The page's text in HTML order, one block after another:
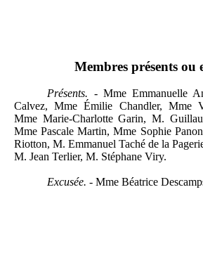
Membres présents ou
Présents. - Mme Emmanuelle
Calvez, Mme Émilie Chandler, Mme
Mme Marie-Charlotte Garin, M.
Mme Pascale Martin, Mme Sophie
Riotton, M. Emmanuel Taché de la
M. Jean Terlier, M. Stéphane Viry.
Excusée. -Mme Béatrice